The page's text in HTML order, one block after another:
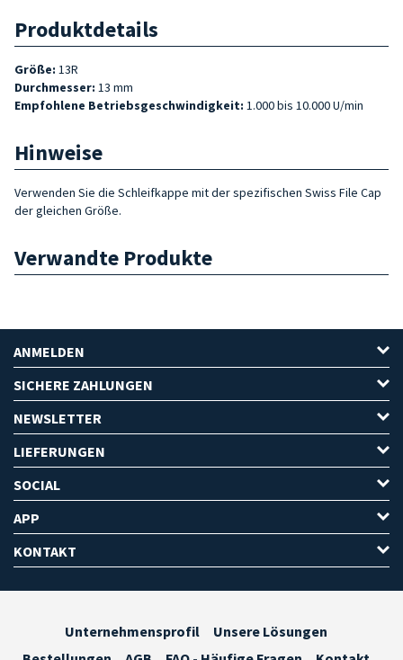
Produktdetails
Größe: 13R
Durchmesser: 13 mm
Empfohlene Betriebsgeschwindigkeit: 1.000 bis 10.000 U/min
Hinweise
Verwenden Sie die Schleifkappe mit der spezifischen Swiss File Cap
der gleichen Größe.
Verwandte Produkte
ANMELDEN
SICHERE ZAHLUNGEN
NEWSLETTER
LIEFERUNGEN
SOCIAL
APP
KONTAKT
Unternehmensprofil
Unsere Lösungen